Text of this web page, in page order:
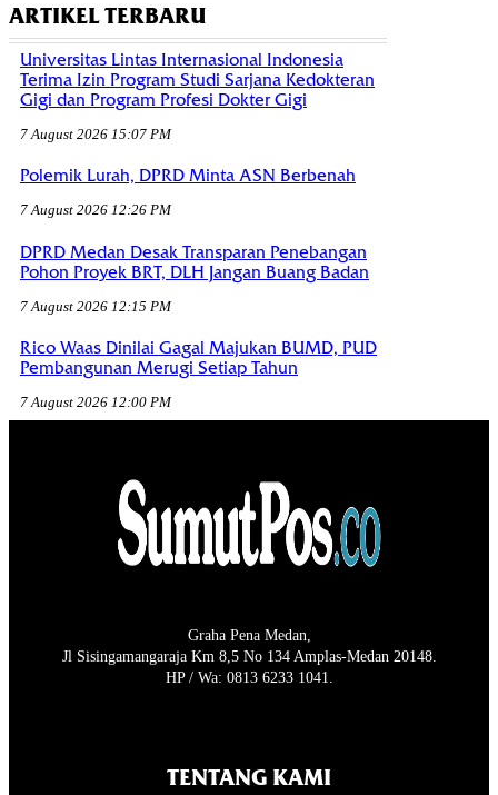
ARTIKEL TERBARU
Universitas Lintas Internasional Indonesia
Terima Izin Program Studi Sarjana Kedokteran
Gigi dan Program Profesi Dokter Gigi
7 August 2026 15:07 PM
Polemik Lurah, DPRD Minta ASN Berbenah
7 August 2026 12:26 PM
DPRD Medan Desak Transparan Penebangan
Pohon Proyek BRT, DLH Jangan Buang Badan
7 August 2026 12:15 PM
Rico Waas Dinilai Gagal Majukan BUMD, PUD
Pembangunan Merugi Setiap Tahun
7 August 2026 12:00 PM
Graha Pena Medan,
Jl Sisingamangaraja Km 8,5 No 134 Amplas-Medan 20148.
HP / Wa: 0813 6233 1041.
TENTANG KAMI